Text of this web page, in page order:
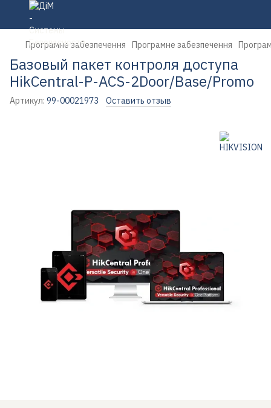
Програмне забезпечення Програмне забезпечення
Базовый пакет контроля доступа
HikCentral-P-ACS-2Door/Base/Promo
Артикул: 99-00021973 Оставить отзыв